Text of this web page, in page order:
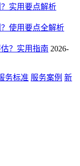
实用要点解析
使用要点全解析
？实用指南 2026-
务标准 服务案例 新